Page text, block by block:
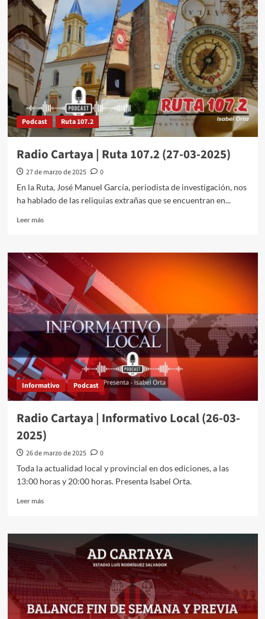
Podcast Ruta 107.2
Radio Cartaya | Ruta 107.2 (27-03-2025)
27 de marzo de 2025
0
En la Ruta, José Manuel García, periodista de investigación, nos
ha hablado de las reliquias extrañas que se encuentran en...
Leer más
Informativo Podcast
Radio Cartaya | Informativo Local (26-03-
2025)
26 de marzo de 2025
0
Toda la actualidad local y provincial en dos ediciones, a las
13:00 horas y 20:00 horas. Presenta Isabel Orta.
Leer más